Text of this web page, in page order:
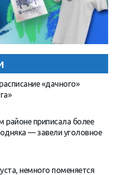
«дачного»
районе приписала более
— завели уголовное
немного поменяется